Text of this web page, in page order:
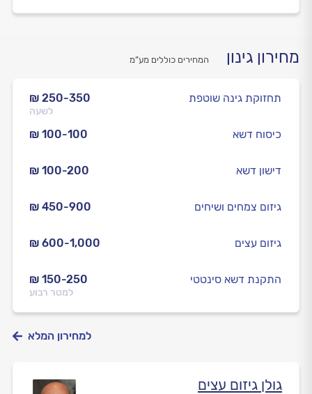
מחירון גינון המחירים כוללים מע”מ
₪ 250-350
לשעה
תחזוקת גינה שוטפת
₪ 100-100 כיסוח דשא
₪ 100-200 דישון דשא
₪ 450-900 גיזום צמחים ושיחים
₪ 600-1,000 גיזום עצים
₪ 150-250
למטר רבוע
התקנת דשא סינטטי
למחירון המלא
גולן גיזום עצים